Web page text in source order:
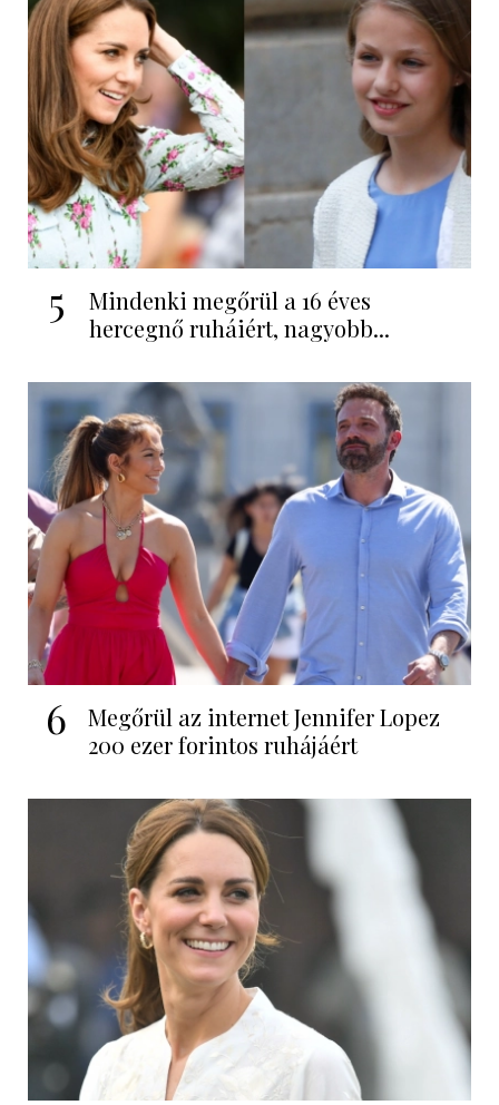
5
Mindenki megőrül a 16 éves
hercegnő ruháiért, nagyobb...
6
Megőrül az internet Jennifer Lopez
200 ezer forintos ruhájáért